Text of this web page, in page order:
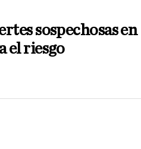
sospechosas en
el riesgo